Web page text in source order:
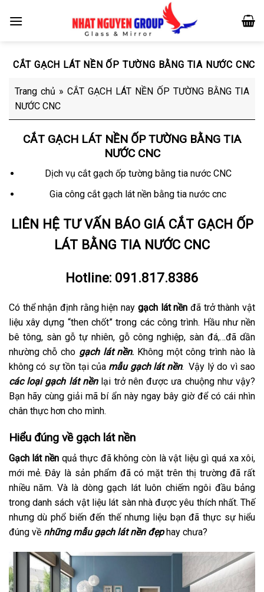
CẮT GẠCH LÁT NỀN ỐP TƯỜNG BẰNG TIA NƯỚC CNC
Trang chủ » CẮT GẠCH LÁT NỀN ỐP TƯỜNG BẰNG TIA
NƯỚC CNC
CẮT GẠCH LÁT NỀN ỐP TƯỜNG BẰNG TIA
NƯỚC CNC
Dịch vụ cắt gạch ốp tường bằng tia nước CNC
Gia công cắt gạch lát nền bằng tia nước cnc
LIÊN HỆ TƯ VẤN BÁO GIÁ CẮT GẠCH ỐP
LÁT BẰNG TIA NƯỚC CNC
Hotline: 091.817.8386
Có thể nhận định rằng hiện nay gạch lát nềnđã trở thành vật
liệu xây dựng “then chốt” trong các công trình. Hầu như nền
bê tông, sàn gỗ tự nhiên, gỗ công nghiệp, sàn đá,…đã dần
nhường chỗ cho gạch lát nền. Không một công trình nào là
không có sự tồn tại của mẫu gạch lát nền. Vậy lý do vì sao
các loại gạch lát nềnlại trở nên được ưa chuộng như vậy?
Bạn hãy cùng giải mã bí ẩn này ngay bây giờ để có cái nhìn
chân thực hơn cho mình.
Hiểu đúng về gạch lát nền
Gạch lát nền quả thực đã không còn là vật liệu gì quá xa xôi,
mới mẻ. Đây là sản phẩm đã có mặt trên thị trường đã rất
nhiều năm. Và là dòng gạch lát luôn chiếm ngôi đầu bảng
trong danh sách vật liệu lát sàn nhà được yêu thích nhất. Thế
nhưng dù phổ biến đến thế nhưng liệu bạn đã thực sự hiểu
đúng về những mẫu gạch lát nền đẹphay chưa?